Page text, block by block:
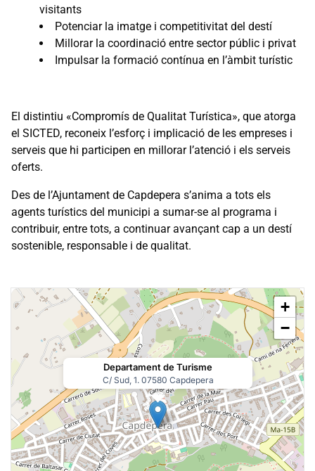
visitants
Potenciar la imatge i competitivitat del destí
Millorar la coordinació entre sector públic i privat
Impulsar la formació contínua en l’àmbit turístic
El distintiu «Compromís de Qualitat Turística», que atorga
el SICTED, reconeix l’esforç i implicació de les empreses i
serveis que hi participen en millorar l’atenció i els serveis
oferts.
Des de l’Ajuntament de Capdepera s’anima a tots els
agents turístics del municipi a sumar-se al programa i
contribuir, entre tots, a continuar avançant cap a un destí
sostenible, responsable i de qualitat.
Departament de Turisme
C/ Sud, 1. 07580 Capdepera
+
−